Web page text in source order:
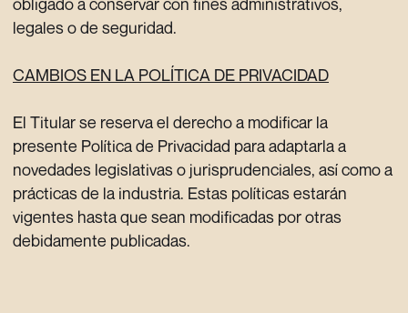
legales o de seguridad.
CAMBIOS EN LA POLÍTICA DE PRIVACIDAD
El Titular se reserva el derecho a modificar la
presente Política de Privacidad para adaptarla a
novedades legislativas o jurisprudenciales, así como a
prácticas de la industria. Estas políticas estarán
vigentes hasta que sean modificadas por otras
debidamente publicadas.